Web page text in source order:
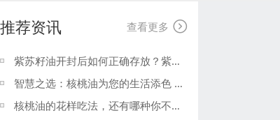
推荐资讯 查看更多 
紫苏籽油开封后如何正确存放？紫苏籽油厂家
智慧之选：核桃油为您的生活添色 核桃油厂家这样介绍它！
核桃油的花样吃法，还有哪种你不了解？核桃油这样给你介绍